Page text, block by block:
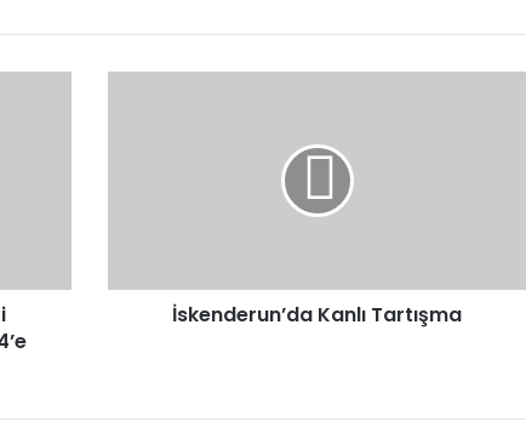
İskenderun’da Kanlı Tartışma